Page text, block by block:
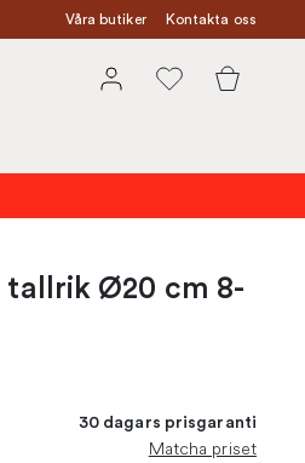
Våra butiker Kontakta oss
tallrik Ø20 cm 8-
30 dagars prisgaranti
Matcha priset